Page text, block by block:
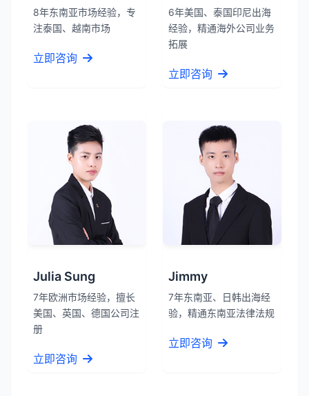
8年东南亚市场经验，专
注泰国、越南市场
立即咨询
6年美国、泰国印尼出海
经验，精通海外公司业务
拓展
立即咨询
Julia Sung
7年欧洲市场经验，擅长
美国、英国、德国公司注
册
立即咨询
Jimmy
7年东南亚、日韩出海经
验，精通东南亚法律法规
立即咨询